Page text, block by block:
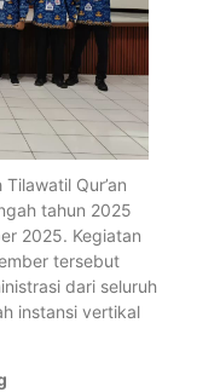
Qur’an
tahun 2025
2025. Kegiatan
tersebut
dari seluruh
instansi vertikal